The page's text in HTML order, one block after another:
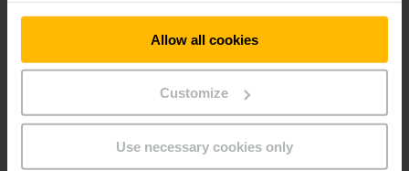
Allow all cookies
Customize
Use necessary cookies only
verder.
CONTACT OPNEMEN